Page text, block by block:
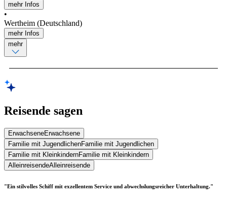
mehr Infos
•
Wertheim (Deutschland)
mehr Infos
mehr
Reisende sagen
ErwachseneErwachsene
Familie mit JugendlichenFamilie mit Jugendlichen
Familie mit KleinkindernFamilie mit Kleinkindern
AlleinreisendeAlleinreisende
"Ein stilvolles Schiff mit exzellentem Service und abwechslungsreicher Unterhaltung."